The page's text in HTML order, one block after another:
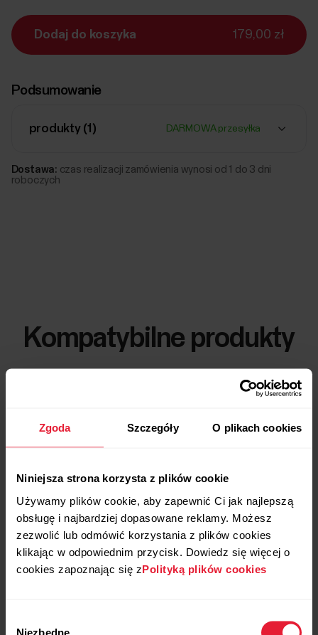
Zgoda Szczegóły O plikach cookies
Niniejsza strona korzysta z plików cookie
Używamy plików cookie, aby zapewnić Ci jak najlepszą
obsługę i najbardziej dopasowane reklamy. Możesz
zezwolić lub odmówić korzystania z plików cookies
klikając w odpowiednim przycisk. Dowiedz się więcej o
cookies zapoznając się zPolityką plików cookies
Niezbędne
Dodaj do koszyka 179,00 zł
Podsumowanie
produkty (1 ) DARMOWA przesyłka
Dostawa: czas realizacji zamówienia wynosi od 1 do 3 dni
roboczych
Kompatybilne produkty